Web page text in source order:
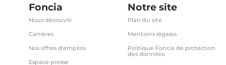
Foncia
Nous découvrir
Carrières
Nos offres d'emplois
Espace presse
Notre site
Plan du site
Mentions légales
Politique Foncia de protection
des données